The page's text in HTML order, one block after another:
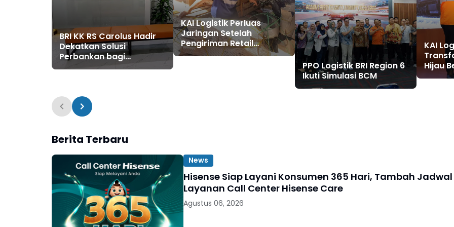
BRI KK RS Carolus Hadir
Dekatkan Solusi
Perbankan bagi
Masyarakat
KAI Logistik Perluas
Jaringan Setelah
Pengiriman Retail
Melonjak
PPO Logistik BRI Region 6
Ikuti Simulasi BCM
KAI
Hijau
Berita Terbaru
News
Hisense Siap Layani Konsumen 365 Hari, Tambah Jadwal
Layanan Call Center Hisense Care
Agustus 06, 2026